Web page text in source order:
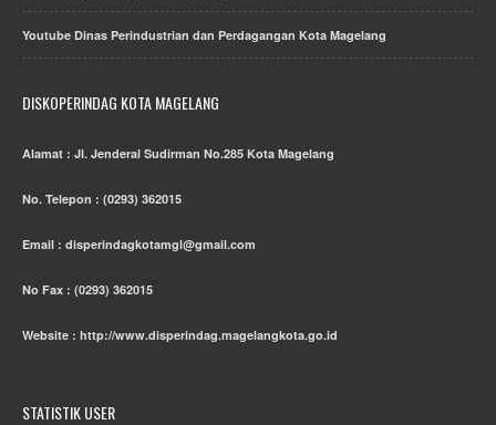
Youtube Dinas Perindustrian dan Perdagangan Kota Magelang
DISKOPERINDAG KOTA MAGELANG
Alamat : Jl. Jenderal Sudirman No.285 Kota Magelang
No. Telepon : (0293) 362015
Email : disperindagkotamgl@gmail.com
No Fax : (0293) 362015
Website : http://www.disperindag.magelangkota.go.id
STATISTIK USER